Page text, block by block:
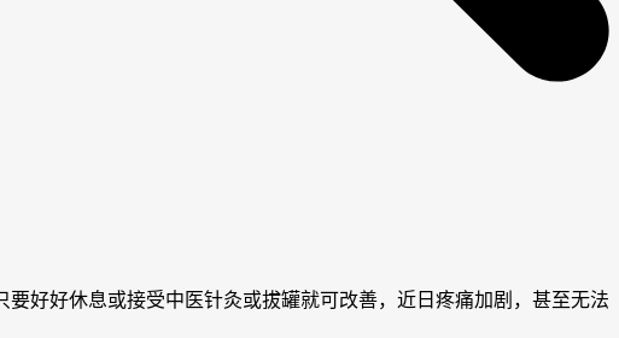
好好休息或接受中医针灸或拔罐就可改善，近日疼痛加剧，甚至无法